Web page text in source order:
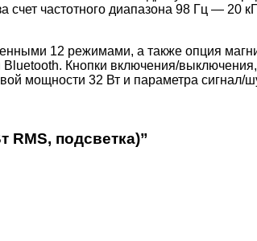
частотного диапазона 98 Гц — 20
12 режимами, а также опция
Кнопки включения/выключения,
мощности 32 Вт и параметра сигнал/
RMS, подсветка)”